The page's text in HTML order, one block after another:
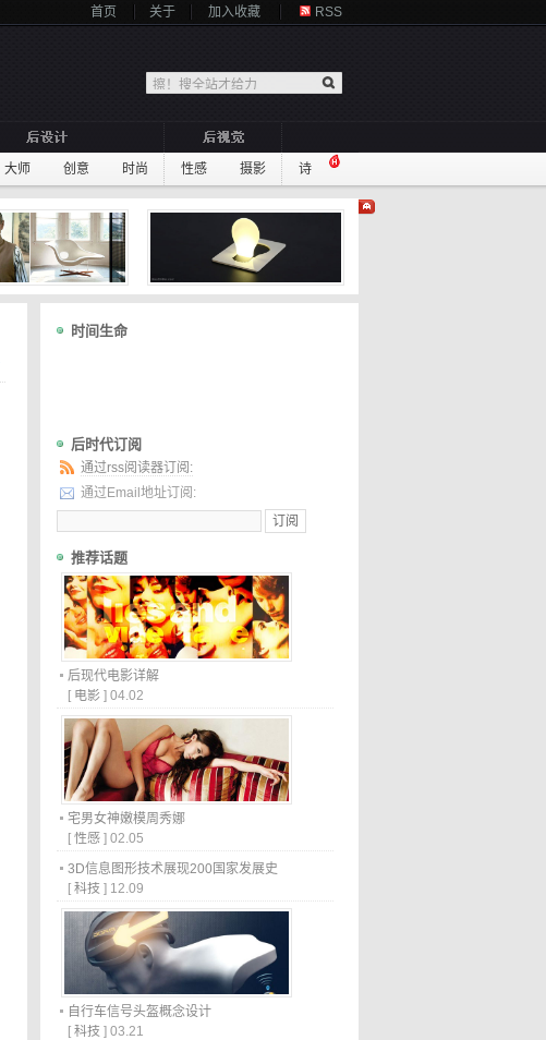
首页 关于 加入收藏 RSS
大师 创意 时尚 性感 摄影 诗
时间生命
后时代订阅
通过rss阅读器订阅:
通过Email地址订阅:
推荐话题
后现代电影详解
[ 电影 ] 04.02
宅男女神嫩模周秀娜
[ 性感 ] 02.05
3D信息图形技术展现200国家发展史
[ 科技 ] 12.09
自行车信号头盔概念设计
[ 科技 ] 03.21